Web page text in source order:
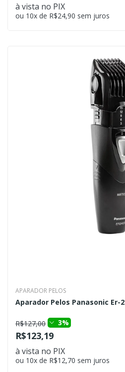
à vista no PIX
ou 10x de R$24,90 sem juros
APARADOR PELOS
Aparador Pelos Panasonic Er-
R$127,00 3%
R$123,19
à vista no PIX
ou 10x de R$12,70 sem juros